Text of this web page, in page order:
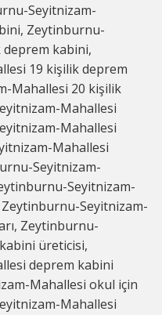
Seyitnizam-
Zeytinburnu-
kabini,
19 kişilik deprem
Mahallesi 20 kişilik
Mahallesi
Mahallesi
Mahallesi
Seyitnizam-
Seyitnizam-
Seyitnizam-
Zeytinburnu-
üreticisi,
deprem kabini
Mahallesi okul için
Mahallesi